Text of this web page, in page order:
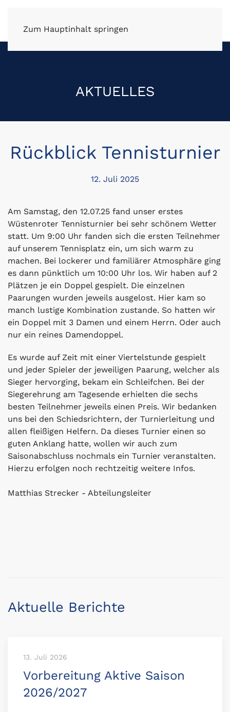
Zum Hauptinhalt springen
AKTUELLES
Rückblick Tennisturnier
12. Juli 2025
Am Samstag, den 12.07.25 fand unser erstes
Wüstenroter Tennisturnier bei sehr schönem Wetter
statt. Um 9:00 Uhr fanden sich die ersten Teilnehmer
auf unserem Tennisplatz ein, um sich warm zu
machen. Bei lockerer und familiärer Atmosphäre ging
es dann pünktlich um 10:00 Uhr los. Wir haben auf 2
Plätzen je ein Doppel gespielt. Die einzelnen
Paarungen wurden jeweils ausgelost. Hier kam so
manch lustige Kombination zustande. So hatten wir
ein Doppel mit 3 Damen und einem Herrn. Oder auch
nur ein reines Damendoppel.
Es wurde auf Zeit mit einer Viertelstunde gespielt
und jeder Spieler der jeweiligen Paarung, welcher als
Sieger hervorging, bekam ein Schleifchen. Bei der
Siegerehrung am Tagesende erhielten die sechs
besten Teilnehmer jeweils einen Preis. Wir bedanken
uns bei den Schiedsrichtern, der Turnierleitung und
allen fleißigen Helfern. Da dieses Turnier einen so
guten Anklang hatte, wollen wir auch zum
Saisonabschluss nochmals ein Turnier veranstalten.
Hierzu erfolgen noch rechtzeitig weitere Infos.
Matthias Strecker - Abteilungsleiter
Aktuelle Berichte
13. Juli 2026
Vorbereitung Aktive Saison
2026/2027